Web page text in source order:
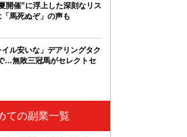
開催”に浮上した深刻なリス
馬死ぬぞ」の声も
イル安いな」デアリングタク
…無敗三冠馬がセレクトセ
ての副業一覧